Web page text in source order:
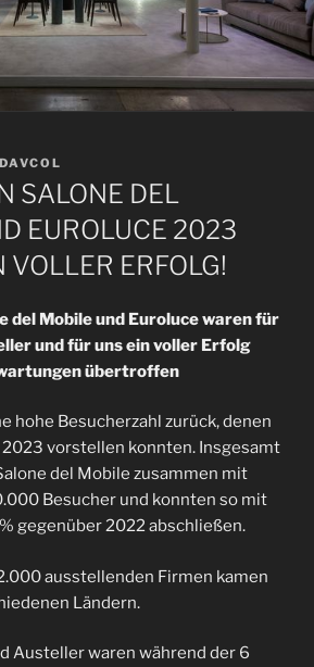
DAVCOL
SALONE DEL
EUROLUCE 2023
VOLLER ERFOLG!
del Mobile und Euroluce waren für
und für uns ein voller Erfolg
übertroffen
hohe Besucherzahl zurück, denen
vorstellen konnten. Insgesamt
del Mobile zusammen mit
Besucher und konnten so mit
gegenüber 2022 abschließen.
ausstellenden Firmen kamen
Ländern.
Austeller waren während der 6